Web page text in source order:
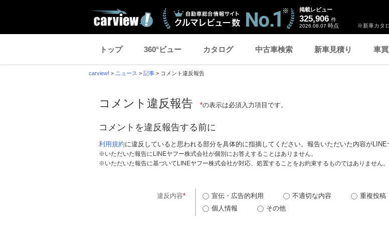
※新車カタ
掲載レビュー
325,906 件
2026.08.07 時点
トップ 360°ビュー カタログ 中古車検索 新車見積り 車
carview! > ニュース > 記事 > コメント違反報告
コメント違反報告 *の表示は必須入力項目です。
コメントを違反報告する前に
利用規約に違反していると思われる部分を具体的に指摘してください。報告いただいた内容が
※いただいた報告にLINEヤフー株式会社が個別にお答えすることはありません。
※いただいた報告に基づいてLINEヤフー株式会社が対応、処置することをお約束するものではありません。
違反内容* 宣伝・広告的利用 不適切な内容 重複投稿
個人情報
その他